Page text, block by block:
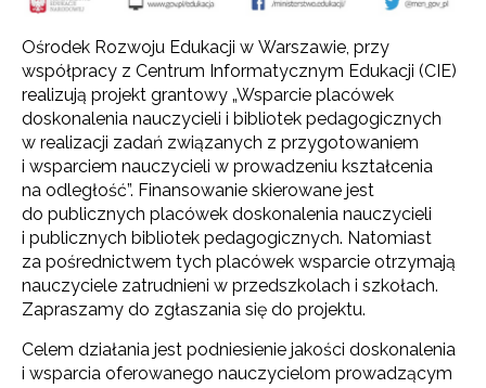
Ośrodek Rozwoju Edukacji w Warszawie, przy
współpracy z Centrum Informatycznym Edukacji (CIE)
realizują projekt grantowy „Wsparcie placówek
doskonalenia nauczycieli i bibliotek pedagogicznych
w realizacji zadań związanych z przygotowaniem
i wsparciem nauczycieli w prowadzeniu kształcenia
na odległość”. Finansowanie skierowane jest
do publicznych placówek doskonalenia nauczycieli
i publicznych bibliotek pedagogicznych. Natomiast
za pośrednictwem tych placówek wsparcie otrzymają
nauczyciele zatrudnieni w przedszkolach i szkołach.
Zapraszamy do zgłaszania się do projektu.
Celem działania jest podniesienie jakości doskonalenia
i wsparcia oferowanego nauczycielom prowadzącym